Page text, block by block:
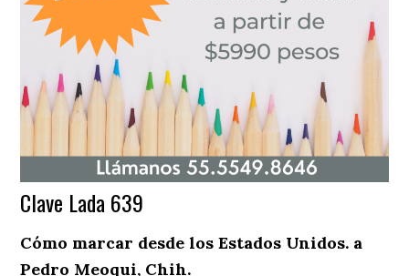
Clave Lada 639
Cómo marcar desde los Estados Unidos. a
Pedro Meoqui, Chih.